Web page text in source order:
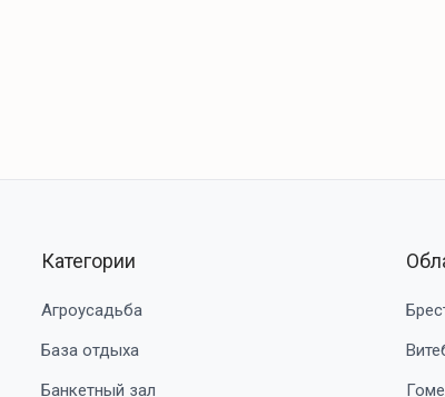
Категории
Агроусадьба
База отдыха
Банкетный зал